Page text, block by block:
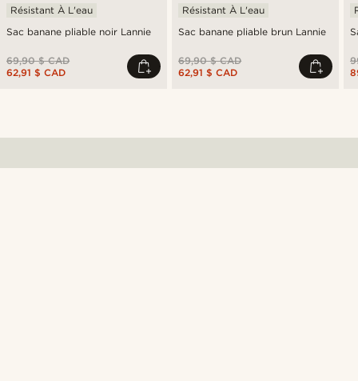
Sac banane pliable noir Lannie
Résistant À L'eau
69,90 $ CAD
62,91 $ CAD
Sac banane pliable brun Lannie
Résistant À L'eau
69,90 $ CAD
62,91 $ CAD